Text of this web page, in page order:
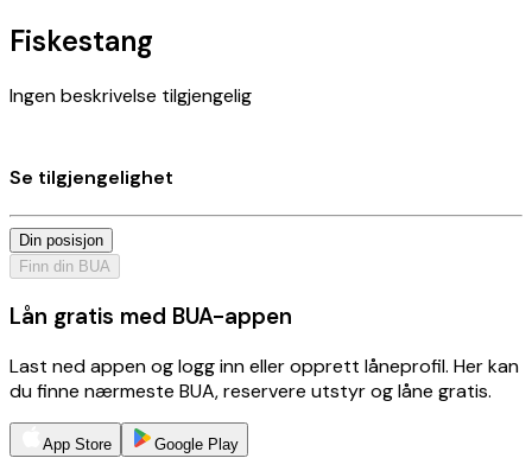
Fiskestang
Ingen beskrivelse tilgjengelig
Se tilgjengelighet
Din posisjon
Finn din BUA
Lån gratis med BUA-appen
Last ned appen og logg inn eller opprett låneprofil. Her kan
du finne nærmeste BUA, reservere utstyr og låne gratis.
App Store Google Play